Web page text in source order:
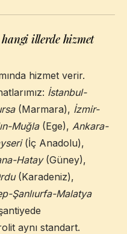
hangi illerde hizmet
hizmet verir.
İstanbul-
(Marmara), İzmir-
Muğla(Ege), Ankara-
(İç Anadolu),
Hatay(Güney),
(Karadeniz),
Şanlıurfa-Malatya
aynı standart.